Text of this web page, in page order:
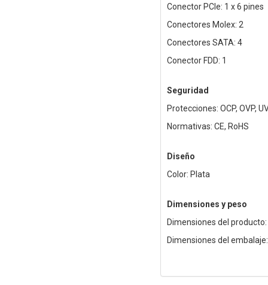
Conector PCIe: 1 x 6 pines
Conectores Molex: 2
Conectores SATA: 4
Conector FDD: 1
Seguridad
Protecciones: OCP, OVP,
Normativas: CE, RoHS
Diseño
Color: Plata
Dimensiones y peso
Dimensiones del
Dimensiones del